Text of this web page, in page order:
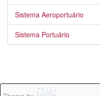
Sistema Aeroportuário
Sistema Portuário